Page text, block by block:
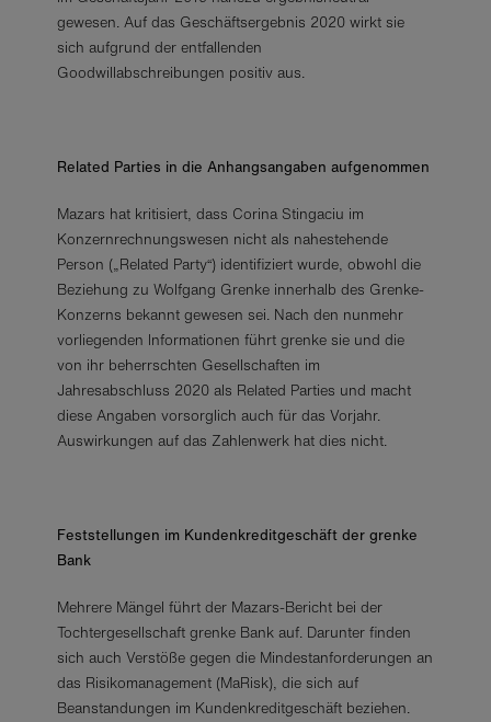
gewesen. Auf das Geschäftsergebnis 2020 wirkt sie
sich aufgrund der entfallenden
Goodwillabschreibungen positiv aus.
Related Parties in die Anhangsangaben aufgenommen
Mazars hat kritisiert, dass Corina Stingaciu im
Konzernrechnungswesen nicht als nahestehende
Person („Related Party“) identifiziert wurde, obwohl die
Beziehung zu Wolfgang Grenke innerhalb des Grenke-
Konzerns bekannt gewesen sei. Nach den nunmehr
vorliegenden Informationen führt grenke sie und die
von ihr beherrschten Gesellschaften im
Jahresabschluss 2020 als Related Parties und macht
diese Angaben vorsorglich auch für das Vorjahr.
Auswirkungen auf das Zahlenwerk hat dies nicht.
Feststellungen im Kundenkreditgeschäft der grenke
Bank
Mehrere Mängel führt der Mazars-Bericht bei der
Tochtergesellschaft grenke Bank auf. Darunter finden
sich auch Verstöße gegen die Mindestanforderungen an
das Risikomanagement (MaRisk), die sich auf
Beanstandungen im Kundenkreditgeschäft beziehen.